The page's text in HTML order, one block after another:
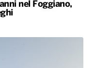
nel Foggiano,